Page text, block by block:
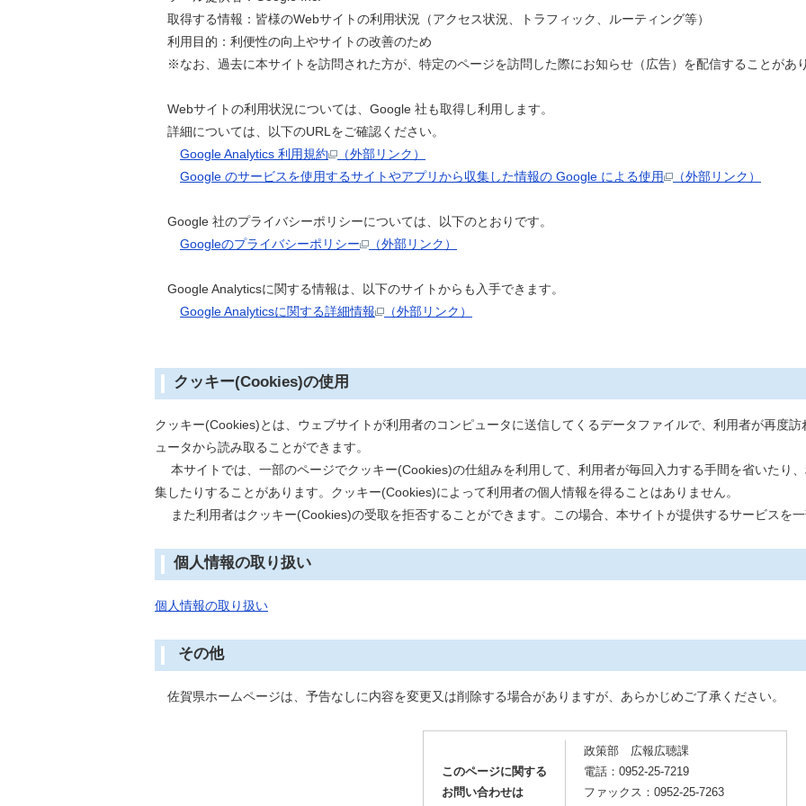
取得する情報： 皆様のWebサイトの利用状況（アクセス状況、トラフィック、ルーティング等）
利用目的： 利便性の向上やサイトの改善のため
※なお、過去に本サイトを訪問された方が、特定のページを訪問した際にお知らせ（広告）を配信することがあ
Webサイトの利用状況については、Google 社も取得し利用します。
詳細については、以下のURLをご確認ください。
Google Analytics 利用規約
（外部リンク）
Google のサービスを使用するサイトやアプリから収集した情報の Google による使用
（外部リンク）
Google 社のプライバシーポリシーについては、以下のとおりです。
Googleのプライバシーポリシー
（外部リンク）
Google Analyticsに関する情報は、以下のサイトからも入手できます。
Google Analyticsに関する詳細情報
（外部リンク）
クッキー(Cookies)の使用
クッキー(Cookies)とは、ウェブサイトが利用者のコンピュータに送信してくるデータファイルで、利用者が再度
ュータから読み取ることができます。
本サイトでは、一部のページでクッキー(Cookies)の仕組みを利用して、利用者が毎回入力する手間を省いたり
集したりすることがあります。クッキー(Cookies)によって利用者の個人情報を得ることはありません。
また利用者はクッキー(Cookies)の受取を拒否することができます。この場合、本サイトが提供するサービスを
個人情報の取り扱い
個人情報の取り扱い
その他
佐賀県ホームページは、予告なしに内容を変更又は削除する場合がありますが、あらかじめご了承ください。
このページに関する
お問い合わせは
政策部 広報広聴課
電話：0952-25-7219
ファックス：0952-25-7263